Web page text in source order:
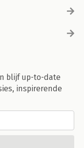
blijf up-to-date
inspirerende